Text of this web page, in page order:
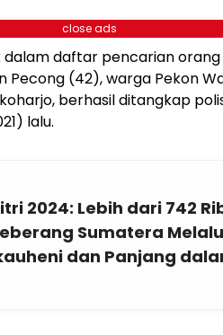
close ads
dalam daftar pencarian
Pecong (42), warga Pekon
berhasil ditangkap
lalu.
2024: Lebih dari 742
Sumatera
dan Panjang